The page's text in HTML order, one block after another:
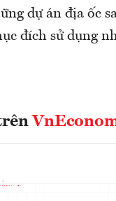
dự án địa ốc
đích sử dụng